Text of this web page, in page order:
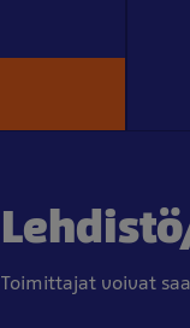
Toimittajat voivat